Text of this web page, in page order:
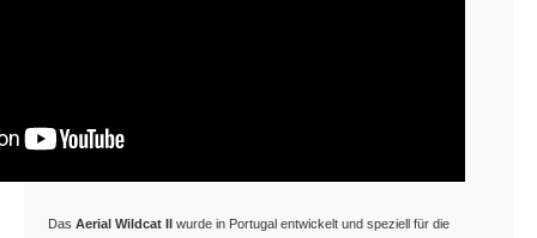
Das Aerial Wildcat II
wurde in Portugal entwickelt und speziell für die